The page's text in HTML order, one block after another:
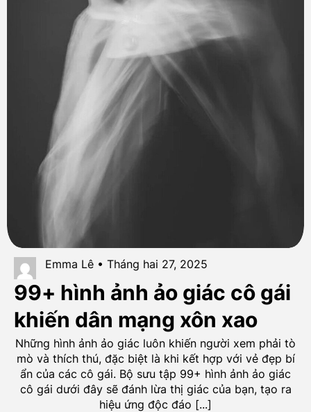
Emma Lê • Tháng hai 27, 2025
99+ hình ảnh ảo giác cô gái
khiến dân mạng xôn xao
Những hình ảnh ảo giác luôn khiến người xem phải tò
mò và thích thú, đặc biệt là khi kết hợp với vẻ đẹp bí
ẩn của các cô gái. Bộ sưu tập 99+ hình ảnh ảo giác
cô gái dưới đây sẽ đánh lừa thị giác của bạn, tạo ra
hiệu ứng độc đáo [...]